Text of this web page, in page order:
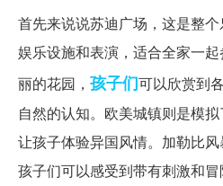
首先来说说苏迪广场，这是整
娱乐设施和表演，适合全家一
丽的花园， 孩子们可以欣赏到
自然的认知。欧美城镇则是模
让孩子体验异国风情。加勒比
孩子们可以感受到带有刺激和